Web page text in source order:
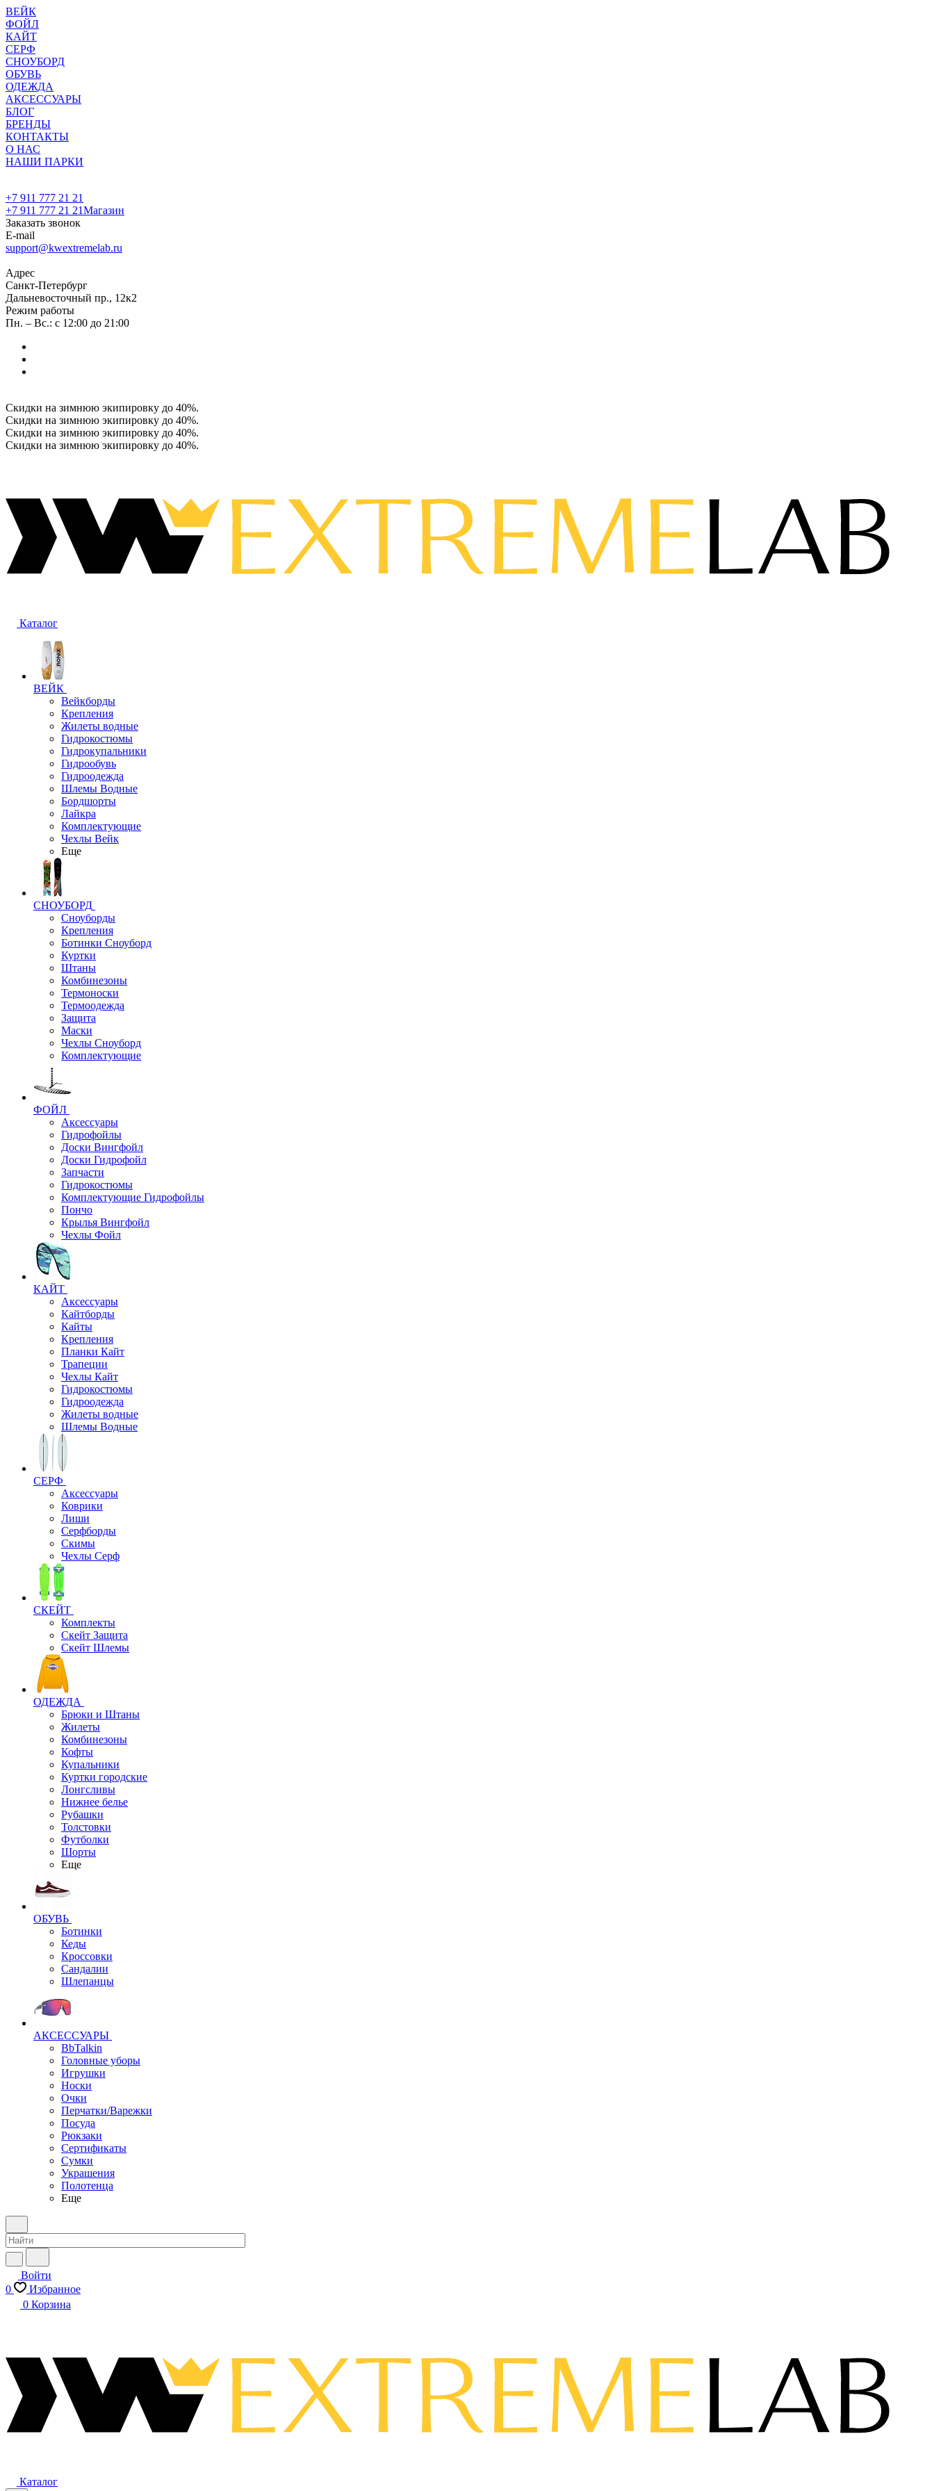
ВЕЙК
ФОЙЛ
КАЙТ
СЕРФ
СНОУБОРД
ОБУВЬ
ОДЕЖДА
АКСЕССУАРЫ
БЛОГ
БРЕНДЫ
КОНТАКТЫ
О НАС
НАШИ ПАРКИ
+7 911 777 21 21
+7 911 777 21 21Магазин
Заказать звонок
E-mail
support@kwextremelab.ru
Адрес
Санкт-Петербург
Дальневосточный пр., 12к2
Режим работы
Пн. – Вс.: с 12:00 до 21:00
Скидки на зимнюю экипировку до 40%.
Скидки на зимнюю экипировку до 40%.
Скидки на зимнюю экипировку до 40%.
Скидки на зимнюю экипировку до 40%.
Каталог
ВЕЙК
Вейкборды
Крепления
Жилеты водные
Гидрокостюмы
Гидрокупальники
Гидрообувь
Гидроодежда
Шлемы Водные
Бордшорты
Лайкра
Комплектующие
Чехлы Вейк
Еще
СНОУБОРД
Сноуборды
Крепления
Ботинки Сноуборд
Куртки
Штаны
Комбинезоны
Термоноски
Термоодежда
Защита
Маски
Чехлы Сноуборд
Комплектующие
ФОЙЛ
Аксессуары
Гидрофойлы
Доски Вингфойл
Доски Гидрофойл
Запчасти
Гидрокостюмы
Комплектующие Гидрофойлы
Пончо
Крылья Вингфойл
Чехлы Фойл
КАЙТ
Аксессуары
Кайтборды
Кайты
Крепления
Планки Кайт
Трапеции
Чехлы Кайт
Гидрокостюмы
Гидроодежда
Жилеты водные
Шлемы Водные
СЕРФ
Аксессуары
Коврики
Лиши
Серфборды
Скимы
Чехлы Cерф
СКЕЙТ
Комплекты
Скейт Защита
Скейт Шлемы
ОДЕЖДА
Брюки и Штаны
Жилеты
Комбинезоны
Кофты
Купальники
Куртки городские
Лонгсливы
Нижнее белье
Рубашки
Толстовки
Футболки
Шорты
Еще
ОБУВЬ
Ботинки
Кеды
Кроссовки
Сандалии
Шлепанцы
АКСЕССУАРЫ
BbTalkin
Головные уборы
Игрушки
Носки
Очки
Перчатки/Варежки
Посуда
Рюкзаки
Сертификаты
Сумки
Украшения
Полотенца
Еще
Войти
0
Избранное
0 Корзина
Каталог